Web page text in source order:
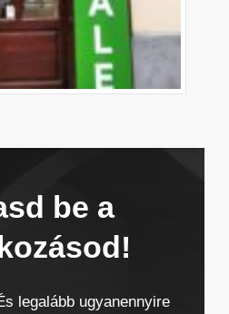
be a
legalább ugyanennyire